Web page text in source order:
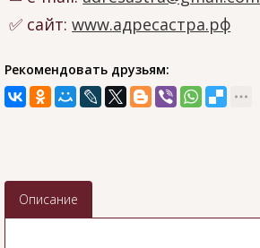
сайт:www.адресастра.рф
Рекомендовать друзьям:
Описание